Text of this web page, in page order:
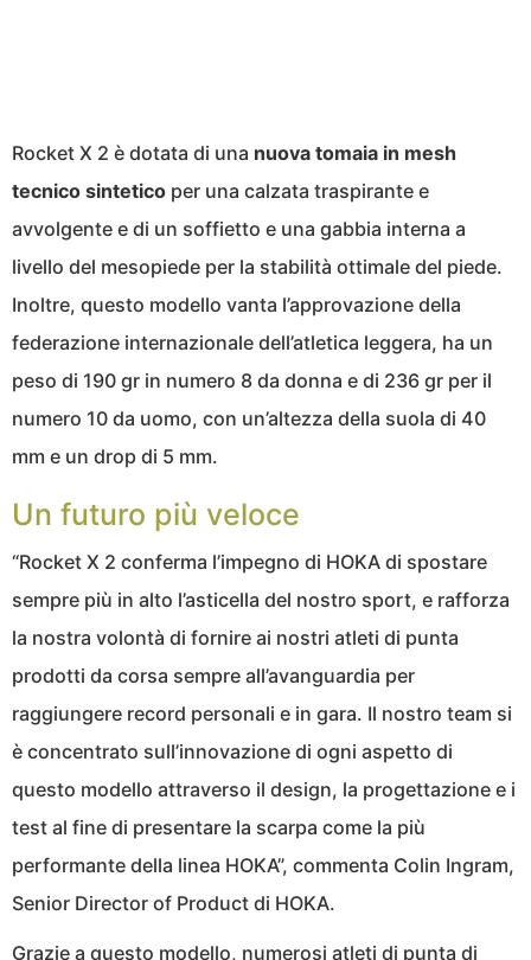
Rocket X 2 è dotata di una nuova tomaia in mesh
tecnico sintetico per una calzata traspirante e
avvolgente e di un soffietto e una gabbia interna a
livello del mesopiede per la stabilità ottimale del piede.
Inoltre, questo modello vanta l’approvazione della
federazione internazionale dell’atletica leggera, ha un
peso di 190 gr in numero 8 da donna e di 236 gr per il
numero 10 da uomo, con un’altezza della suola di 40
mm e un drop di 5 mm.
Un futuro più veloce
“Rocket X 2 conferma l’impegno di HOKA di spostare
sempre più in alto l’asticella del nostro sport, e rafforza
la nostra volontà di fornire ai nostri atleti di punta
prodotti da corsa sempre all’avanguardia per
raggiungere record personali e in gara. Il nostro team si
è concentrato sull’innovazione di ogni aspetto di
questo modello attraverso il design, la progettazione e i
test al fine di presentare la scarpa come la più
performante della linea HOKA”, commenta Colin Ingram,
Senior Director of Product di HOKA.
Grazie a questo modello, numerosi atleti di punta di